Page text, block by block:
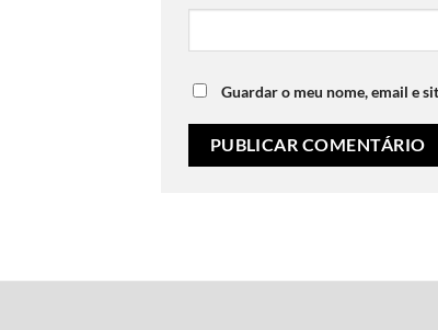
Guardar o meu nome, email e